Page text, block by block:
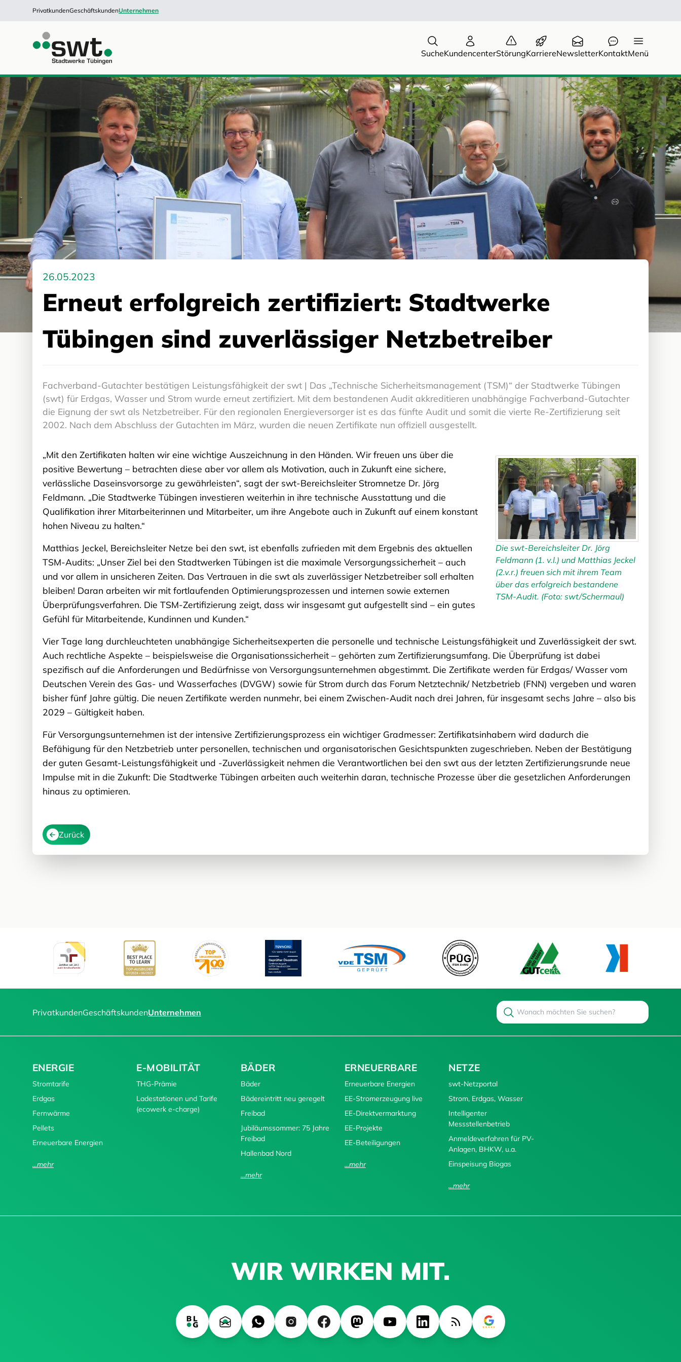
PrivatkundenGeschäftskundenUnternehmen
SucheKundencenterStörungKarriereNewsletterKontaktMenü
26.05.2023
Erneut erfolgreich zertifiziert: Stadtwerke
Tübingen sind zuverlässiger Netzbetreiber
Fachverband-Gutachter bestätigen Leistungsfähigkeit der swt | Das „Technische Sicherheitsmanagement (TSM)“ der Stadtwerke Tübingen
(swt) für Erdgas, Wasser und Strom wurde erneut zertifiziert. Mit dem bestandenen Audit akkreditieren unabhängige Fachverband-Gutachter
die Eignung der swt als Netzbetreiber. Für den regionalen Energieversorger ist es das fünfte Audit und somit die vierte Re-Zertifizierung seit
2002. Nach dem Abschluss der Gutachten im März, wurden die neuen Zertifikate nun offiziell ausgestellt.
Die swt-Bereichsleiter Dr. Jörg
Feldmann (1. v.l.) und Matthias Jeckel
(2.v.r.) freuen sich mit ihrem Team
über das erfolgreich bestandene
TSM-Audit. (Foto: swt/Schermaul)
„Mit den Zertifikaten halten wir eine wichtige Auszeichnung in den Händen. Wir freuen uns über die
positive Bewertung – betrachten diese aber vor allem als Motivation, auch in Zukunft eine sichere,
verlässliche Daseinsvorsorge zu gewährleisten“, sagt der swt-Bereichsleiter Stromnetze Dr. Jörg
Feldmann. „Die Stadtwerke Tübingen investieren weiterhin in ihre technische Ausstattung und die
Qualifikation ihrer Mitarbeiterinnen und Mitarbeiter, um ihre Angebote auch in Zukunft auf einem konstant
hohen Niveau zu halten.“
Matthias Jeckel, Bereichsleiter Netze bei den swt, ist ebenfalls zufrieden mit dem Ergebnis des aktuellen
TSM-Audits: „Unser Ziel bei den Stadtwerken Tübingen ist die maximale Versorgungssicherheit – auch
und vor allem in unsicheren Zeiten. Das Vertrauen in die swt als zuverlässiger Netzbetreiber soll erhalten
bleiben! Daran arbeiten wir mit fortlaufenden Optimierungsprozessen und internen sowie externen
Überprüfungsverfahren. Die TSM-Zertifizierung zeigt, dass wir insgesamt gut aufgestellt sind – ein gutes
Gefühl für Mitarbeitende, Kundinnen und Kunden.“
Vier Tage lang durchleuchteten unabhängige Sicherheitsexperten die personelle und technische Leistungsfähigkeit und Zuverlässigkeit der swt.
Auch rechtliche Aspekte – beispielsweise die Organisationssicherheit – gehörten zum Zertifizierungsumfang. Die Überprüfung ist dabei
spezifisch auf die Anforderungen und Bedürfnisse von Versorgungsunternehmen abgestimmt. Die Zertifikate werden für Erdgas/ Wasser vom
Deutschen Verein des Gas- und Wasserfaches (DVGW) sowie für Strom durch das Forum Netztechnik/ Netzbetrieb (FNN) vergeben und waren
bisher fünf Jahre gültig. Die neuen Zertifikate werden nunmehr, bei einem Zwischen-Audit nach drei Jahren, für insgesamt sechs Jahre – also bis
2029 – Gültigkeit haben.
Für Versorgungsunternehmen ist der intensive Zertifizierungsprozess ein wichtiger Gradmesser: Zertifikatsinhabern wird dadurch die
Befähigung für den Netzbetrieb unter personellen, technischen und organisatorischen Gesichtspunkten zugeschrieben. Neben der Bestätigung
der guten Gesamt-Leistungsfähigkeit und -Zuverlässigkeit nehmen die Verantwortlichen bei den swt aus der letzten Zertifizierungsrunde neue
Impulse mit in die Zukunft: Die Stadtwerke Tübingen arbeiten auch weiterhin daran, technische Prozesse über die gesetzlichen Anforderungen
hinaus zu optimieren.
Zurück
PrivatkundenGeschäftskundenUnternehmen
Search
ENERGIE
Stromtarife
Erdgas
Fernwärme
Pellets
Erneuerbare Energien
...mehr
E-MOBILITÄT
THG-Prämie
Ladestationen und Tarife
(ecowerk e-charge)
BÄDER
Bäder
Bädereintritt neu geregelt
Freibad
Jubiläumssommer: 75 Jahre
Freibad
Hallenbad Nord
...mehr
ERNEUERBARE
Erneuerbare Energien
EE-Stromerzeugung live
EE-Direktvermarktung
EE-Projekte
EE-Beteiligungen
...mehr
NETZE
swt-Netzportal
Strom, Erdgas, Wasser
Intelligenter
Messstellenbetrieb
Anmeldeverfahren für PV-
Anlagen, BHKW, u.a.
Einspeisung Biogas
...mehr
WIR WIRKEN MIT.